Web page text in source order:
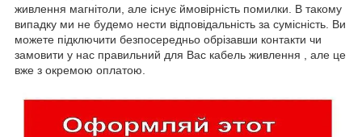
живлення магнітоли, але існує ймовірність помилки. В такому
випадку ми не будемо нести відповідальність за сумісність. Ви
можете підключити безпосередньо обрізавши контакти чи
замовити у нас правильний для Вас кабель живлення , але це
вже з окремою оплатою.